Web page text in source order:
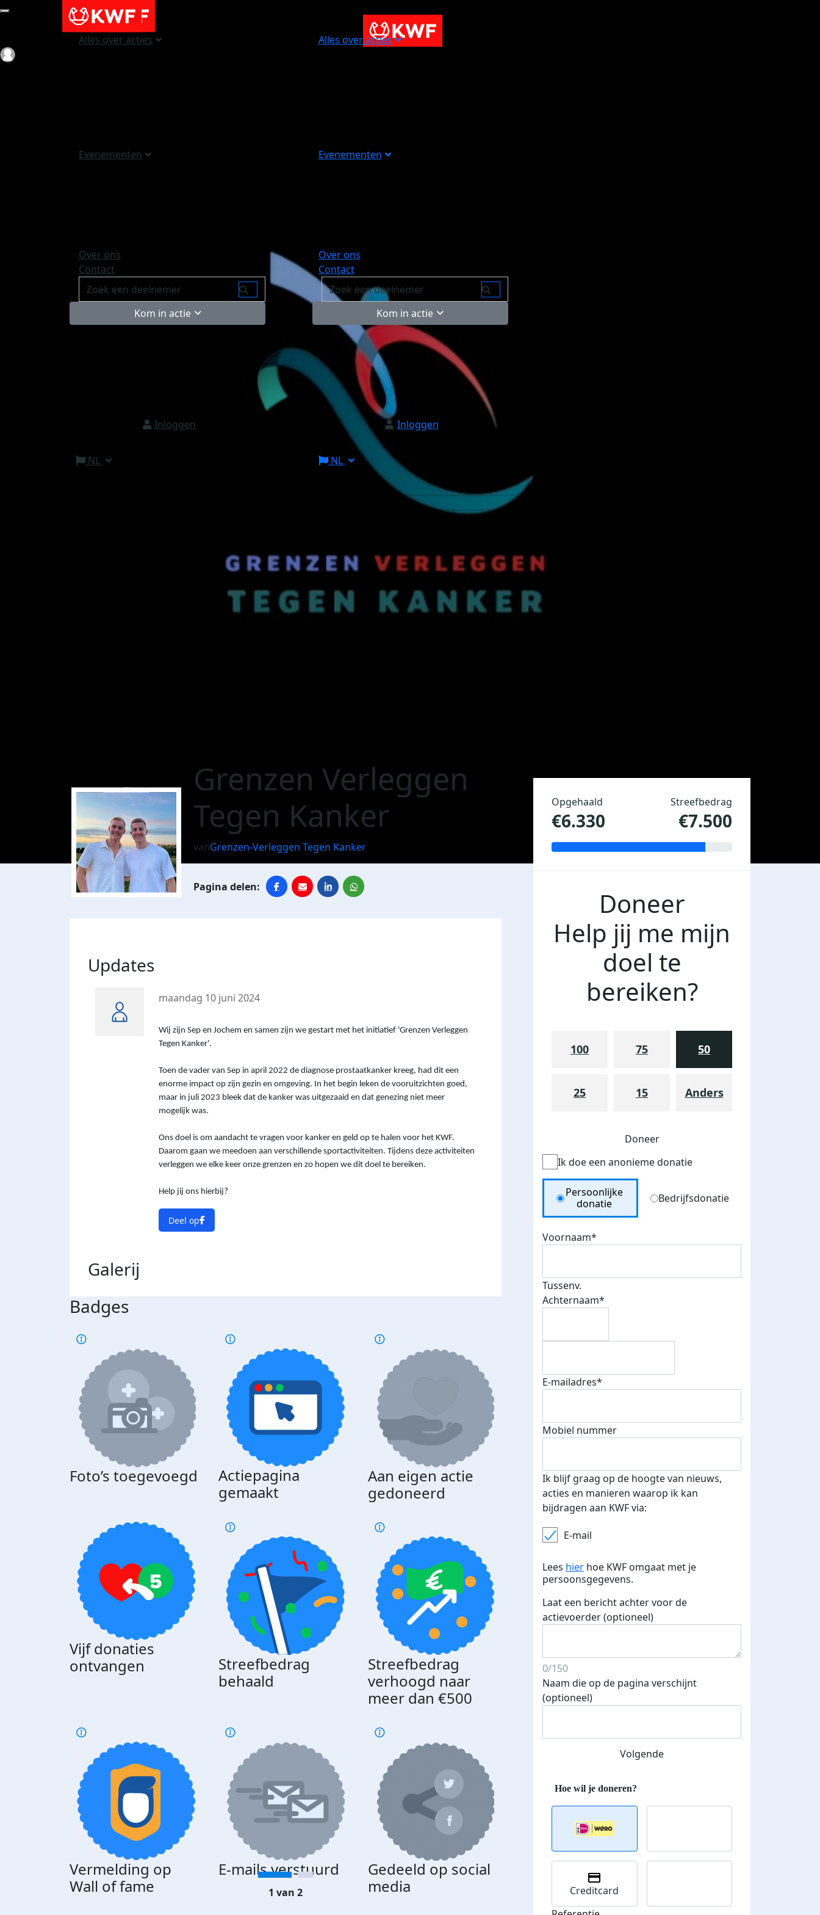
Alles over acties
Evenementen
Over ons
Contact
Kom in actie
Inloggen
NL
Alles over acties
Evenementen
Over ons
Contact
Kom in actie
Inloggen
NL
Grenzen Verleggen
Tegen Kanker
vanGrenzen-Verleggen Tegen Kanker
Updates
maandag 10 juni 2024
Wij zijn Sep en Jochem en samen zijn we gestart met het initiatief 'Grenzen Verleggen
Tegen Kanker'.
Toen de vader van Sep in april 2022 de diagnose prostaatkanker kreeg, had dit een
enorme impact op zijn gezin en omgeving. In het begin leken de vooruitzichten goed,
maar in juli 2023 bleek dat de kanker was uitgezaaid en dat genezing niet meer
mogelijk was.
Ons doel is om aandacht te vragen voor kanker en geld op te halen voor het KWF.
Daarom gaan we meedoen aan verschillende sportactiviteiten. Tijdens deze activiteiten
verleggen we elke keer onze grenzen en zo hopen we dit doel te bereiken.
Help jij ons hierbij?
Deel op
Galerij
Badges
Foto’s toegevoegd
Actiepagina
gemaakt
Aan eigen actie
gedoneerd
Vijf donaties
ontvangen
Streefbedrag
behaald
Streefbedrag
verhoogd naar
meer dan €500
Vermelding op
Wall of fame
E-mails verstuurd
Gedeeld op social
media
Donateurs
bedankt
1 van 2
Opgehaald
€6.330
Streefbedrag
€7.500
Doneer
Help jij me mijn
doel te
bereiken?
100 75 50
25 15 Anders
Doneer
Ik doe een anonieme donatie
Donation Type
Persoonlijke
donatie
Bedrijfsdonatie
Voornaam*
Tussenv.
Achternaam*
E-mailadres*
Mobiel nummer
Ik blijf graag op de hoogte van nieuws,
acties en manieren waarop ik kan
bijdragen aan KWF via:
E-mail
Lees hier hoe KWF omgaat met je
persoonsgegevens.
Laat een bericht achter voor de
actievoerder (optioneel)
0/150
Naam die op de pagina verschijnt
(optioneel)
Volgende
Creditcard